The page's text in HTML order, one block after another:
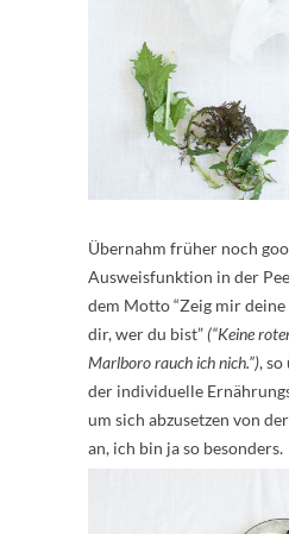
Übernahm früher noch
Ausweisfunktion in der
dem Motto “Zeig mir
dir, wer du bist” (“Keine
Marlboro rauch ich nich.”),
der individuelle
um sich abzusetzen von
an, ich bin ja so besonders.